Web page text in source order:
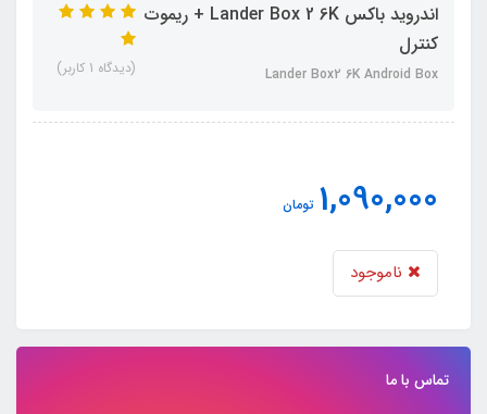
اندروید باکس Lander Box 2 6K + ریموت
کنترل
Lander Box2 6K Android Box (دیدگاه 1 کاربر)
1,090,000 تومان
ناموجود
تماس با ما